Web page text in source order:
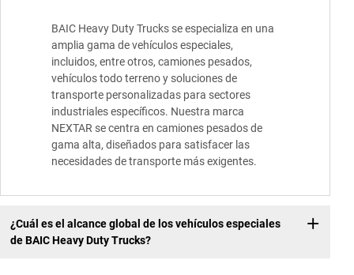
BAIC Heavy Duty Trucks se especializa en una
amplia gama de vehículos especiales,
incluidos, entre otros, camiones pesados,
vehículos todo terreno y soluciones de
transporte personalizadas para sectores
industriales específicos. Nuestra marca
NEXTAR se centra en camiones pesados de
gama alta, diseñados para satisfacer las
necesidades de transporte más exigentes.
¿Cuál es el alcance global de los vehículos especiales
de BAIC Heavy Duty Trucks?